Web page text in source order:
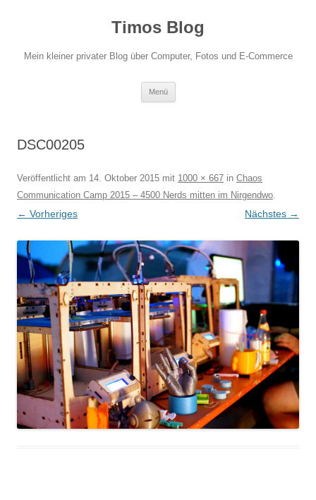
Timos Blog
Mein kleiner privater Blog über Computer, Fotos und E-Commerce
Menü
DSC00205
Veröffentlicht am 14. Oktober 2015 mit 1000 × 667 in Chaos
Communication Camp 2015 – 4500 Nerds mitten im Nirgendwo.
← Vorheriges Nächstes →